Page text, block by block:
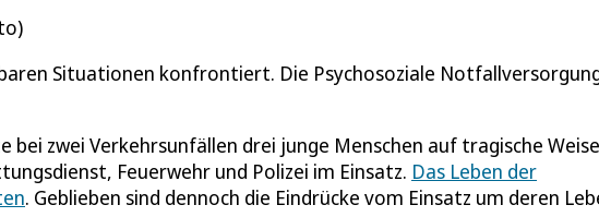
Situationen konfrontiert. Die Psychosoziale
zwei Verkehrsunfällen drei junge Menschen auf tragische
Feuerwehr und Polizei im Einsatz. Das Leben der
. Geblieben sind dennoch die Eindrücke vom Einsatz um deren